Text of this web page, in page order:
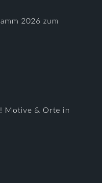
2026 zum
Motive & Orte in